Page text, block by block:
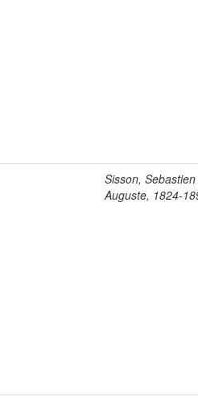
Sisson, Sebastien
Auguste, 1824-